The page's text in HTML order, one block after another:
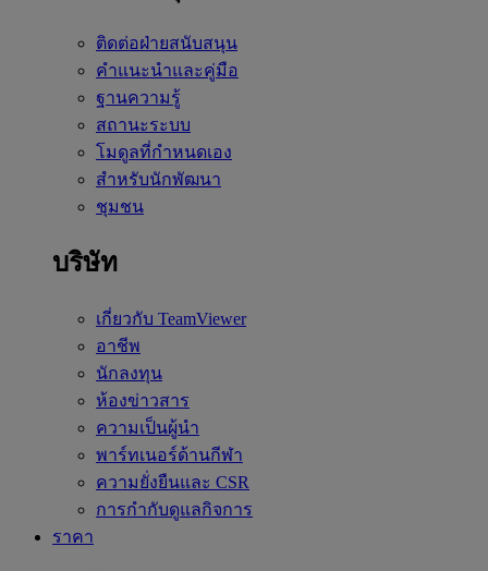
ติดต่อฝ่ายสนับสนุน
คำแนะนำและคู่มือ
ฐานความรู้
สถานะระบบ
โมดูลที่กำหนดเอง
สำหรับนักพัฒนา
ชุมชน
บริษัท
เกี่ยวกับ TeamViewer
อาชีพ
นักลงทุน
ห้องข่าวสาร
ความเป็นผู้นำ
พาร์ทเนอร์ด้านกีฬา
ความยั่งยืนและ CSR
การกำกับดูแลกิจการ
ราคา